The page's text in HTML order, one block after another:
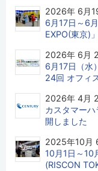
2026年 6月
6月17日～6
EXPO(東京)
2026年 6月
6月17日（水
24回 オフィ
2026年 4月
カスタマー
開しました
2025年10月
10月1日～10
(RISCON